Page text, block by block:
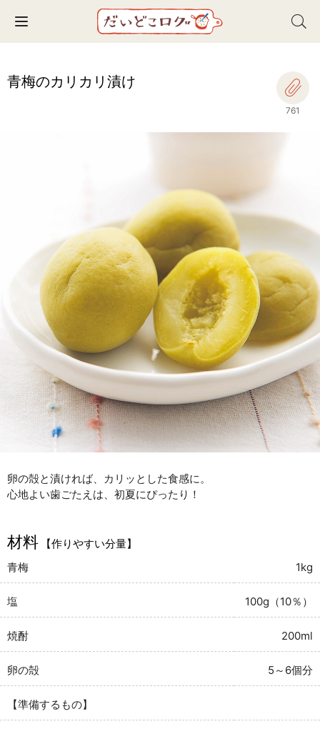
Toggle navigation
青梅のカリカリ漬け
761
卵の殻と漬ければ、カリッとした食感に。
心地よい歯ごたえは、初夏にぴったり！
材料
【作りやすい分量】
青梅
1kg
塩 100g（10％）
焼酎 200ml
卵の殻 5～6個分
【準備するもの】